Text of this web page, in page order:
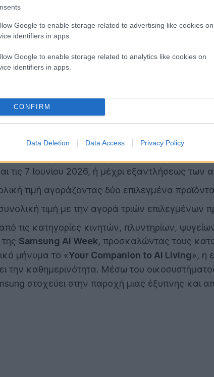
Google to enable storage related to advertising like cookies on
identifiers in apps.
Google to enable storage related to analytics like cookies on
identifiers in apps.
CONFIRM
Data Deletion Data Access Privacy Policy
ενέργεια "Samsung AI Week" μέσα από το
τις 7 Ιουνίου 2026, ή μέχρι εξαντλήσεως των
τιμή αγοράζοντας δύο επιλεγμένα
τιμή με την αγορά τριών επιλεγμένων
τις κατηγορίες κινητών, πλυντηρίων,
Samsung AI Week, προσκαλώντας τους
μήνυμα το «Your Companion to AI Living», η
την καθημερινότητα. Μέσω του
στοχεύει στην παροχή μιας έξυπνης και